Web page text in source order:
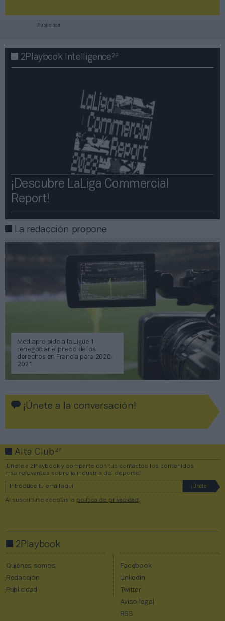
Publicidad
2Playbook Intelligence2P
¡Descubre LaLiga Commercial
Report!​​
La redacción propone
Mediapro pide a la Ligue 1
renegociar el precio de los
derechos en Francia para 2020-
2021
¡Únete a la conversación!
Alta Club2P
¡Únete a 2Playbook y comparte con tus contactos los contenidos
más relevantes sobre la industria del deporte!
Al suscribirte aceptas la política de privacidad .
2Playbook
Quiénes somos
Redacción
Publicidad
Facebook
Linkedin
Twitter
Aviso legal
RSS